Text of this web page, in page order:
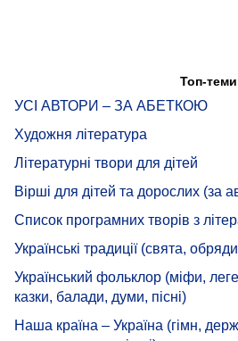
Топ-теми
УСІ АВТОРИ – ЗА АБЕТКОЮ
Художня література
Літературні твори для дітей
Вірші для дітей та дорослих (за
Список програмних творів з
Українські традиції (свята,
Український фольклор (міфи,
казки, балади, думи, пісні)
Наша країна – Україна (гімн,